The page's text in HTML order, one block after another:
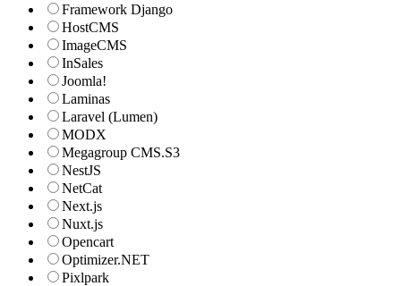
Framework Django
HostCMS
ImageCMS
InSales
Joomla!
Laminas
Laravel (Lumen)
MODX
Megagroup CMS.S3
NestJS
NetCat
Next.js
Nuxt.js
Opencart
Optimizer.NET
Pixlpark